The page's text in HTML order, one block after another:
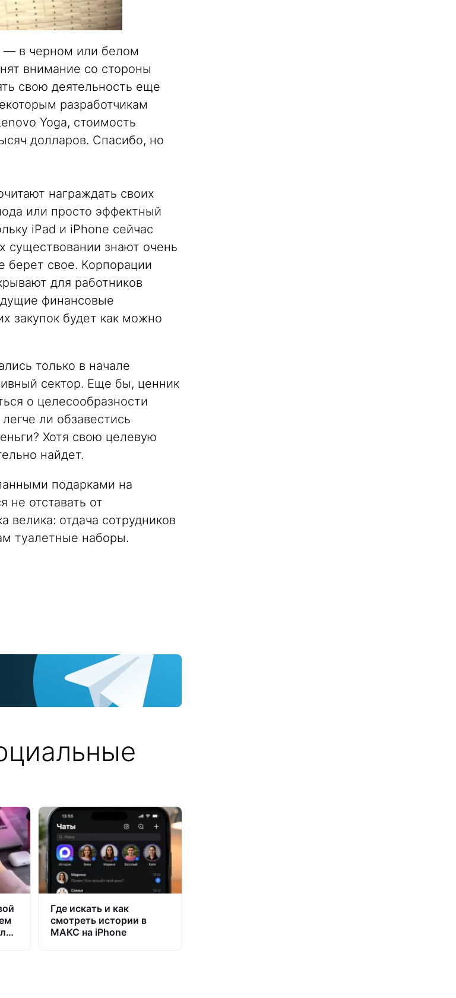
— в черном или белом
внимание со стороны
свою деятельность еще
разработчикам
Yoga, стоимость
долларов. Спасибо, но
награждать своих
или просто эффектный
iPad и iPhone сейчас
существовании знают очень
берет свое. Корпорации
для работников
финансовые
закупок будет как можно
только в начале
сектор. Еще бы, ценник
о целесообразности
ли обзавестись
Хотя свою целевую
найдет.
подарками на
не отставать от
велика: отдача сотрудников
туалетные наборы.
Где искать и как
смотреть истории в
МАКС на iPhone